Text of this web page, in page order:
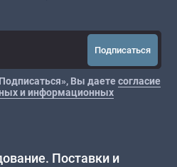
Подписаться
Вы даетесогласие
и информационных
Поставки и